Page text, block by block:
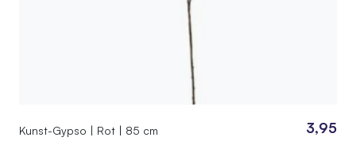
Kunst-Gypso | Rot | 85 cm 3,95